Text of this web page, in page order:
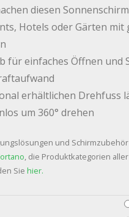
diesen
Hotels oder Gärten mit
für einfaches Öffnen und
erhältlichen Drehfuss
um 360° drehen
und
, die Produktkategorien
Sie hier.